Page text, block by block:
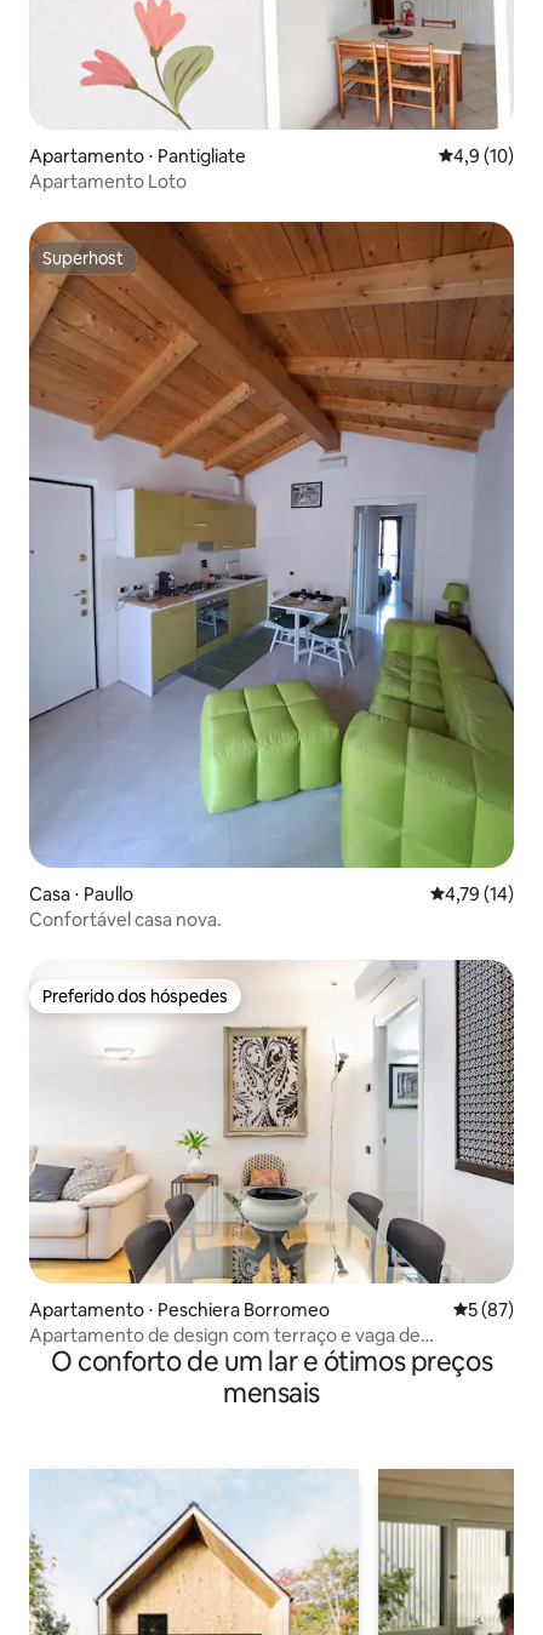
Apartamento ⋅ Pantigliate 4,9 de uma
4,9 (10)
Apartamento Loto
Superhost
Superhost
Casa ⋅ Paullo 4,79 de uma
4,79 (14)
Confortável casa nova.
Preferido dos hóspedes
Preferido dos hóspedes
Apartamento ⋅ Peschiera Borromeo 5 de uma
5 (87)
Apartamento de design com terraço e vaga de
estacionamento
O conforto de um lar e ótimos preços
mensais